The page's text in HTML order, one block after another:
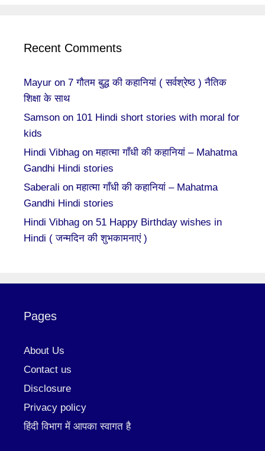
Recent Comments
Mayur on 7 गौतम बुद्ध की कहानियां ( सर्वश्रेष्ठ ) नैतिक
शिक्षा के साथ
Samson on 101 Hindi short stories with moral for
kids
Hindi Vibhag onमहात्मा गाँधी की कहानियां – Mahatma
Gandhi Hindi stories
Saberali onमहात्मा गाँधी की कहानियां – Mahatma
Gandhi Hindi stories
Hindi Vibhag on 51 Happy Birthday wishes in
Hindi ( जन्मदिन की शुभकामनाएं )
Pages
About Us
Contact us
Disclosure
Privacy policy
हिंदी विभाग में आपका स्वागत है